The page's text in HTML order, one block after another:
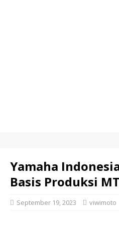
Yamaha
Basis Produksi
September 19, 2023 viwimoto